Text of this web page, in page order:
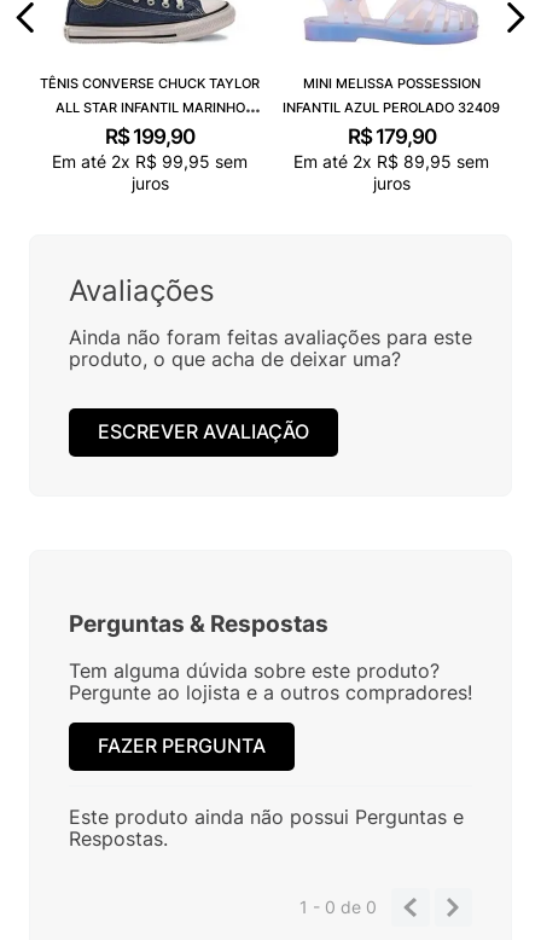
TÊNIS CONVERSE CHUCK TAYLOR
ALL STAR INFANTIL MARINHO
CK00020003
R$ 199,90
Em até 2x R$ 99,95 sem
juros
MINI MELISSA POSSESSION
INFANTIL AZUL PEROLADO 32409
R$ 179,90
Em até 2x R$ 89,95 sem
juros
Avaliações
Ainda não foram feitas avaliações para este
produto, o que acha de deixar uma?
ESCREVER AVALIAÇÃO
Perguntas & Respostas
Tem alguma dúvida sobre este produto?
Pergunte ao lojista e a outros compradores!
FAZER PERGUNTA
Este produto ainda não possui Perguntas e
Respostas.
1 - 0de 0